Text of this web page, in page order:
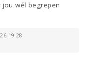
wél begrepen
19:28